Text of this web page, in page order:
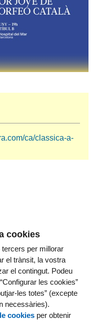
ca/classica-a-
cookies
per millorar
el trànsit, la vostra
el contingut. Podeu
les cookies”
les totes” (excepte
necessàries).
cookies per obtenir